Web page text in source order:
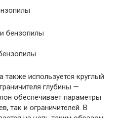
используется круглый
глубины —
обеспечивает параметры
так и ограничителей. В